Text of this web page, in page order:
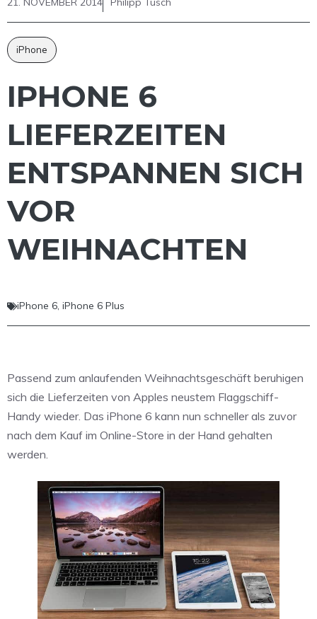
iPhone
IPHONE 6
LIEFERZEITEN
ENTSPANNEN SICH
VOR
WEIHNACHTEN
iPhone 6, iPhone 6 Plus
Passend zum anlaufenden Weihnachtsgeschäft beruhigen
sich die Lieferzeiten von Apples neustem Flaggschiff-
Handy wieder. Das iPhone 6 kann nun schneller als zuvor
nach dem Kauf im Online-Store in der Hand gehalten
werden.